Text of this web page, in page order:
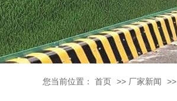
您当前位置： 首页 >> 厂家新闻 >>